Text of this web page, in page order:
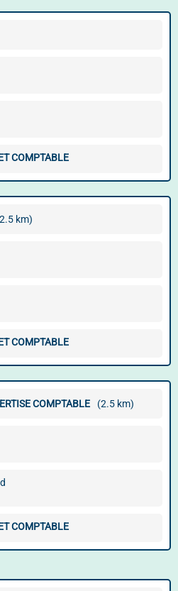
COMPTABLE
km)
COMPTABLE
COMPTABLE (2.5 km)
COMPTABLE